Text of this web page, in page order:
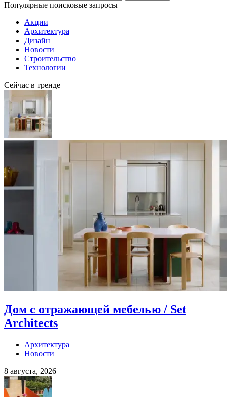
Популярные поисковые запросы
Акции
Архитектура
Дизайн
Новости
Строительство
Технологии
Сейчас в тренде
Дом с отражающей мебелью / Set
Architects
Архитектура
Новости
8 августа, 2026